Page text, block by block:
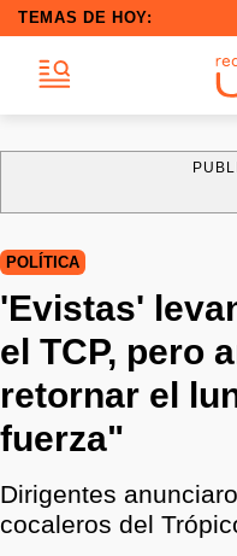
TEMAS DE HOY:
POLÍTICA
'Evistas'
el TCP, pero
retornar el
fuerza"
Dirigentes
cocaleros del